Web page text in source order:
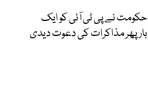
حکومت نے پی ٹی آئی کو ایک
بارپھر مذاکرات کی دعوت دیدی